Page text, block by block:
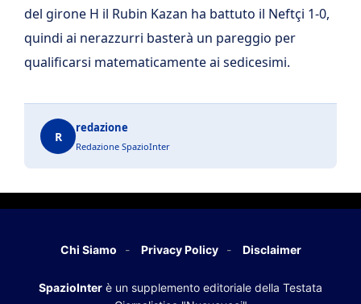
del girone H il Rubin Kazan ha battuto il Neftçi 1-0,
quindi ai nerazzurri basterà un pareggio per
qualificarsi matematicamente ai sedicesimi.
R
redazione
Redazione SpazioInter
Chi Siamo Privacy Policy Disclaimer
SpazioInter è un supplemento editoriale della Testata